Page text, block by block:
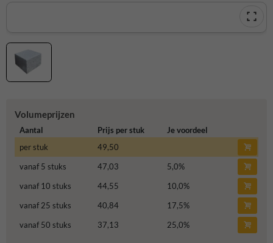
Volumeprijzen
Aantal Prijs per stuk
Je voordeel
per stuk
49,50
vanaf 5 stuks
47,03 5,0%
vanaf 10 stuks
44,55 10,0%
vanaf 25 stuks
40,84 17,5%
vanaf 50 stuks
37,13 25,0%